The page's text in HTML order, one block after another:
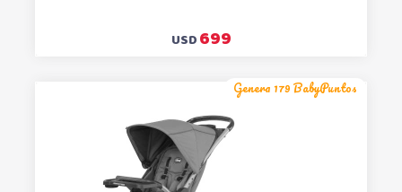
USD699
Genera 179 BabyPuntos